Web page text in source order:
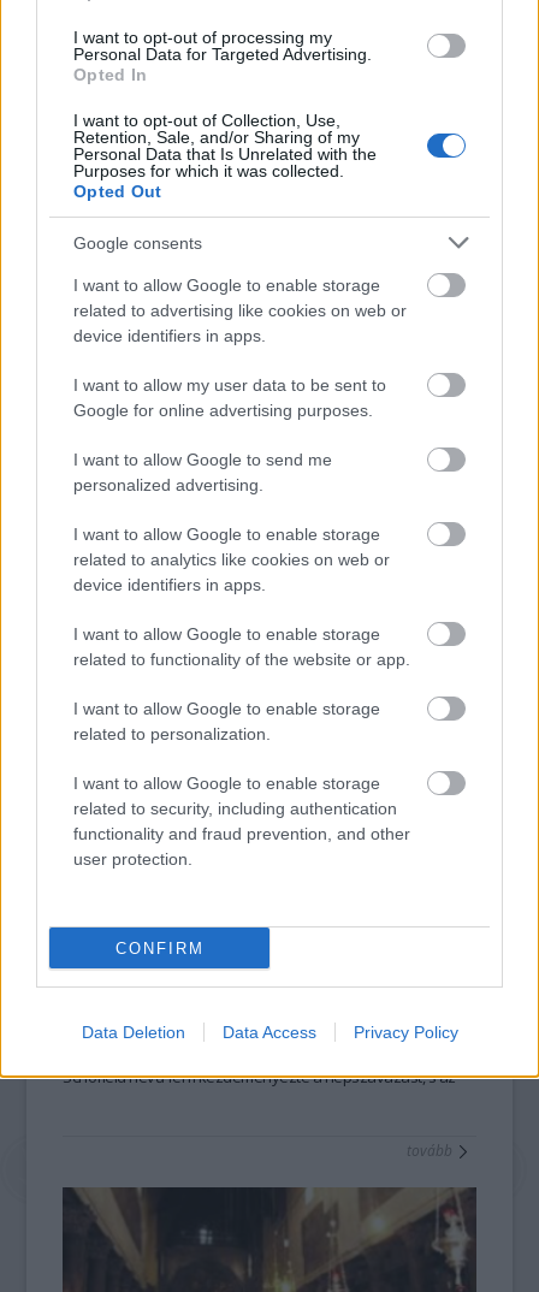
I want to opt-out of processing my
Personal Data for Targeted Advertising.
Opted In
I want to opt-out of Collection, Use,
Retention, Sale, and/or Sharing of my
Personal Data that Is Unrelated with the
Purposes for which it was collected.
Opted Out
Google consents
I want to allow Google to enable storage
related to advertising like cookies on web or
device identifiers in apps.
I want to allow my user data to be sent to
Google for online advertising purposes.
I want to allow Google to send me
personalized advertising.
I want to allow Google to enable storage
related to analytics like cookies on web or
device identifiers in apps.
I want to allow Google to enable storage
related to functionality of the website or app.
I want to allow Google to enable storage
related to personalization.
I want to allow Google to enable storage
related to security, including authentication
functionality and fraud prevention, and other
user protection.
CONFIRM
Data Deletion Data Access Privacy Policy
Utóbbi anyag felhasználásával millió társa vesztette életét,
többek között saját családja is.
tovább
2011. 03. 09.|Kultúrpart
A Száműzött művészet című programsorozatban vasárnap
este a hagyományos családi, baráti házikoncertek világa, az
együtt zenélés közösségformáló ereje kel életre a Páva utcai
zsinagógában, ahol Korcsolán Orsolya és Bársony Péter,
valamint Gulyás Márta és Varga István előadásában három
mű ős- és egy magyarországi bemutatóként hangzik el.
tovább
Betiltanák a körülmetélést
2011. 03. 06.|Kultúrpart
lehessen népszavazást tartani San Fransiscóban a férfi
Schofield nevű férfi kezdeményezte a népszavazást, s az
tovább